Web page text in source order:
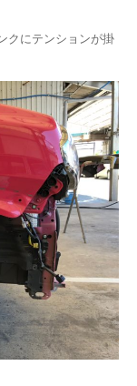
クにテンションが掛